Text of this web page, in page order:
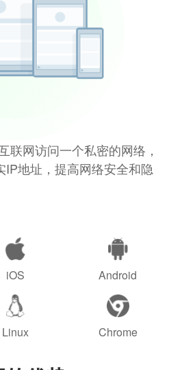
联网访问一个私密的网络，
地址，提高网络安全和隐
iOS Android
Linux Chrome